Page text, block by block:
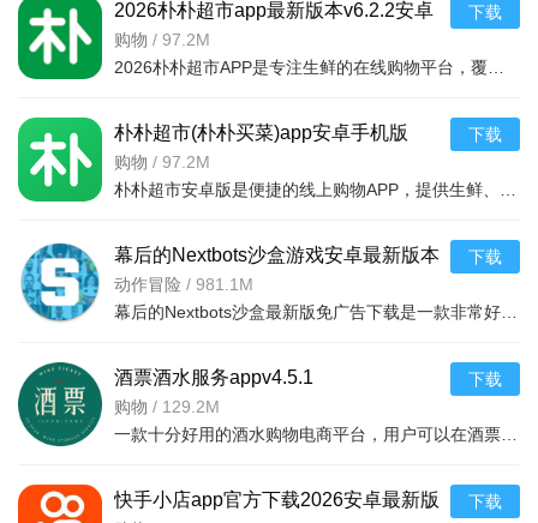
2026朴朴超市app最新版本v6.2.2安卓
最新版
购物 / 97.2M
下载
朴朴超市(朴朴买菜)app安卓手机版
v6.2.2安卓版
购物 / 97.2M
下载
幕后的Nextbots沙盒游戏安卓最新版本
v11.2.2 中文版
动作冒险 / 981.1M
下载
酒票酒水服务appv4.5.1
购物 / 129.2M
下载
快手小店app官方下载2026安卓最新版
下载